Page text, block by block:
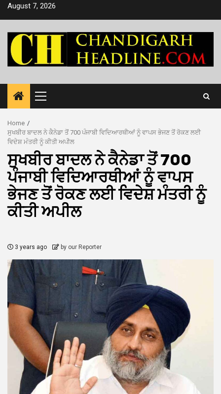
SkipAugust 7, 2026
Primary
Menu
Home
ਸੁਖਬੀਰ ਬਾਦਲ ਨੇ ਕੈਨੇਡਾ ਤੋਂ 700 ਪੰਜਾਬੀ ਵਿਦਿਆਰਥੀਆਂ ਨੂੰ ਵਾਪਸ ਭੇਜਣ ਤੋਂ ਰੋਕਣ ਲਈ
ਵਿਦੇਸ਼ ਮੰਤਰੀ ਨੂੰ ਕੀਤੀ ਅਪੀਲ
ਸੁਖਬੀਰ ਬਾਦਲ ਨੇ ਕੈਨੇਡਾ ਤੋਂ 700
ਪੰਜਾਬੀ ਵਿਦਿਆਰਥੀਆਂ ਨੂੰ ਵਾਪਸ
ਭੇਜਣ ਤੋਂ ਰੋਕਣ ਲਈ ਵਿਦੇਸ਼ ਮੰਤਰੀ ਨੂੰ
ਕੀਤੀ ਅਪੀਲ
3 years ago by our Reporter